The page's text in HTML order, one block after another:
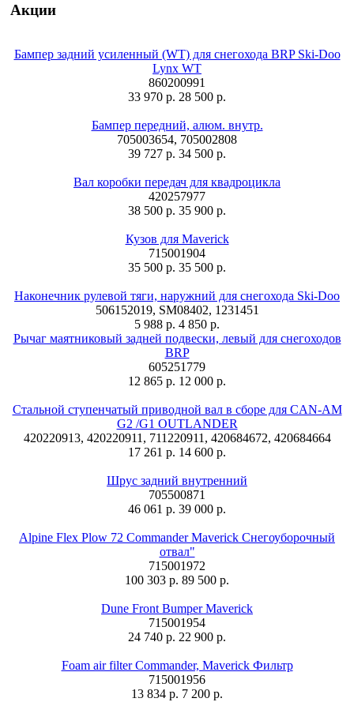
Акции
Бампер задний усиленный (WT) для снегохода BRP Ski-Doo
Lynx WT
860200991
33 970 р. 28 500 р.
Бампер передний, алюм. внутр.
705003654, 705002808
39 727 р. 34 500 р.
Вал коробки передач для квадроцикла
420257977
38 500 р. 35 900 р.
Кузов для Maverick
715001904
35 500 р. 35 500 р.
Наконечник рулевой тяги, наружний для снегохода Ski-Doo
506152019, SM08402, 1231451
5 988 р. 4 850 р.
Рычаг маятниковый задней подвески, левый для снегоходов
BRP
605251779
12 865 р. 12 000 р.
Стальной ступенчатый приводной вал в сборе для CAN-AM
G2 /G1 OUTLANDER
420220913, 420220911, 711220911, 420684672, 420684664
17 261 р. 14 600 р.
Шрус задний внутренний
705500871
46 061 р. 39 000 р.
Alpine Flex Plow 72 Commander Maverick Снегоуборочный
отвал"
715001972
100 303 р. 89 500 р.
Dune Front Bumper Maverick
715001954
24 740 р. 22 900 р.
Foam air filter Commander, Maverick Фильтр
715001956
13 834 р. 7 200 р.